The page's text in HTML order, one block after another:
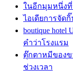
ในอีกมุมหนึ่งที่
ไอเดียการจัด
boutique
คำว่าโรงแรม
ตุ๊กตาหมีของ
ช่วงเวลา